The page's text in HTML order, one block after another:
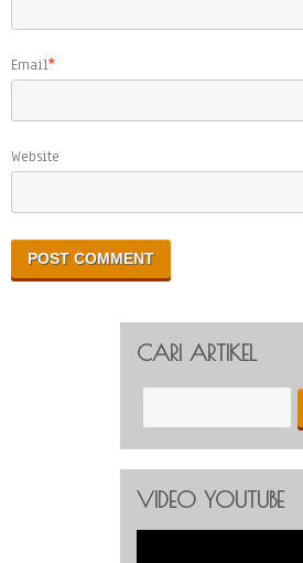
Email*
Website
CARI ARTIKEL
VIDEO YOUTUBE